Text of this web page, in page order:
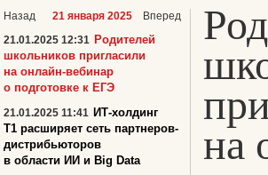
на
Назад 21 января 2025
Вперед
21.01.2025 12:31 Родителей
школьников пригласили
на онлайн-вебинар
о подготовке к ЕГЭ
21.01.2025 11:41 ИТ-холдинг
Т1 расширяет сеть партнеров-
дистрибьюторов
в области ИИ и Big Data